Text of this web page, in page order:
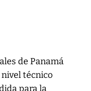
de Panamá
nivel técnico
para la